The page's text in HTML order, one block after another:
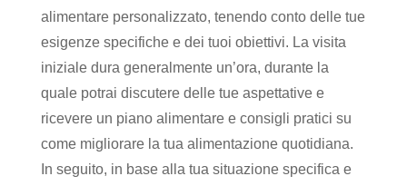
alimentare personalizzato, tenendo conto delle tue
esigenze specifiche e dei tuoi obiettivi. La visita
iniziale dura generalmente un’ora, durante la
quale potrai discutere delle tue aspettative e
ricevere un piano alimentare e consigli pratici su
come migliorare la tua alimentazione quotidiana.
In seguito, in base alla tua situazione specifica e